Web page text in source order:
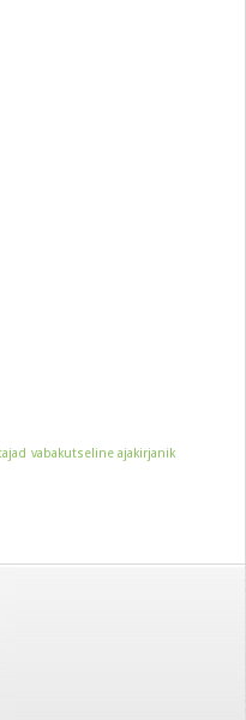
vabakutseline ajakirjanik